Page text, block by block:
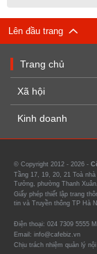
Lên đầu trang
Trang chủ
Xã hội
Kinh doanh
© Copyright 2012 - 2026 -
Tầng 17, 19, 20, 21 Toà
Tưởng, phường Thanh
Giấy phép thiết lập trang
tin và Truyền thông TP Hà
Điện thoại: 024 7309 5555
Email: info@cafebiz.vn
Chịu trách nhiệm quản lý